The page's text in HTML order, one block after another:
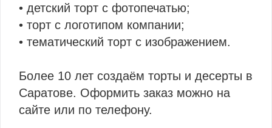
• детский торт с фотопечатью;
• торт с логотипом компании;
• тематический торт с изображением.
Более 10 лет создаём торты и десерты в
Саратове. Оформить заказ можно на
сайте или по телефону.